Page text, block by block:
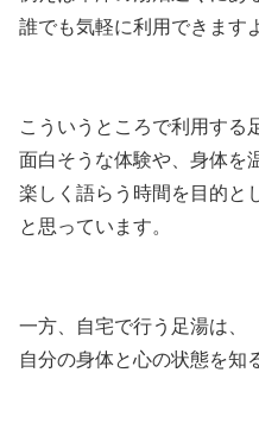
誰でも気軽に利用できます
こういうところで利用する
面白そうな体験や、身体を
楽しく語らう時間を目的と
と思っています。
一方、自宅で行う足湯は、
自分の身体と心の状態を知